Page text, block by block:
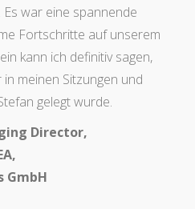
war eine spannende
Fortschritte auf unserem
kann ich definitiv sagen,
meinen Sitzungen und
gelegt wurde.
Director,
GmbH